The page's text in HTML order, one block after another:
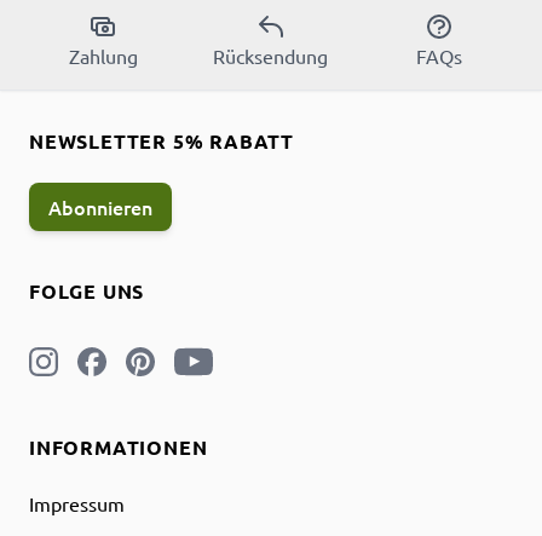
Zahlung Rücksendung FAQs
INFORMATIONEN
Impressum
FOLGE UNS
NEWSLETTER 5% RABATT
Abonnieren